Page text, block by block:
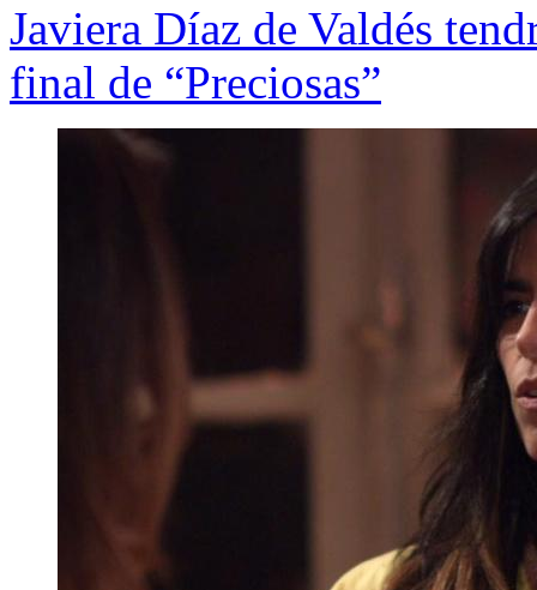
Javiera Díaz de Valdés
final de “Preciosas”